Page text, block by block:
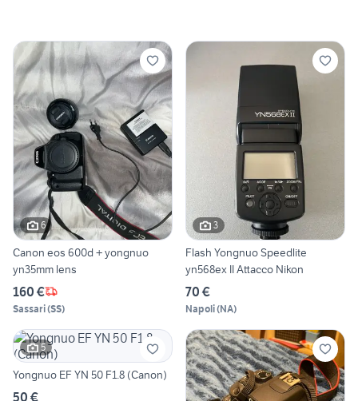
6
Canon eos 600d + yongnuo
yn35mm lens
160 €
Sassari(SS)
3
Flash Yongnuo Speedlite
yn568ex II Attacco Nikon
70 €
Napoli(NA)
5
Yongnuo EF YN 50 F1.8 (Canon)
50 €